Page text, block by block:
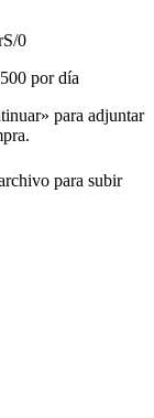
S/0
por día
para adjuntar
para subir